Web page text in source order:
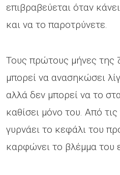
επιβραβεύεται όταν
και να το παροτρύνετε.
Τους πρώτους μήνες
μπορεί να ανασηκώσει
αλλά δεν μπορεί να το
καθίσει μόνο του. Από
γυρνάει το κεφάλι του
καρφώνει το βλέμμα του